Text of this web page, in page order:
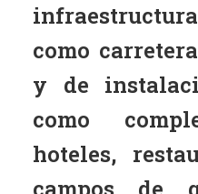
como
y de
como
hoteles,